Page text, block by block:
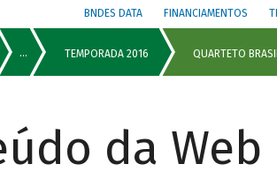
BNDES DATA FINANCIAMENTOS
da Web